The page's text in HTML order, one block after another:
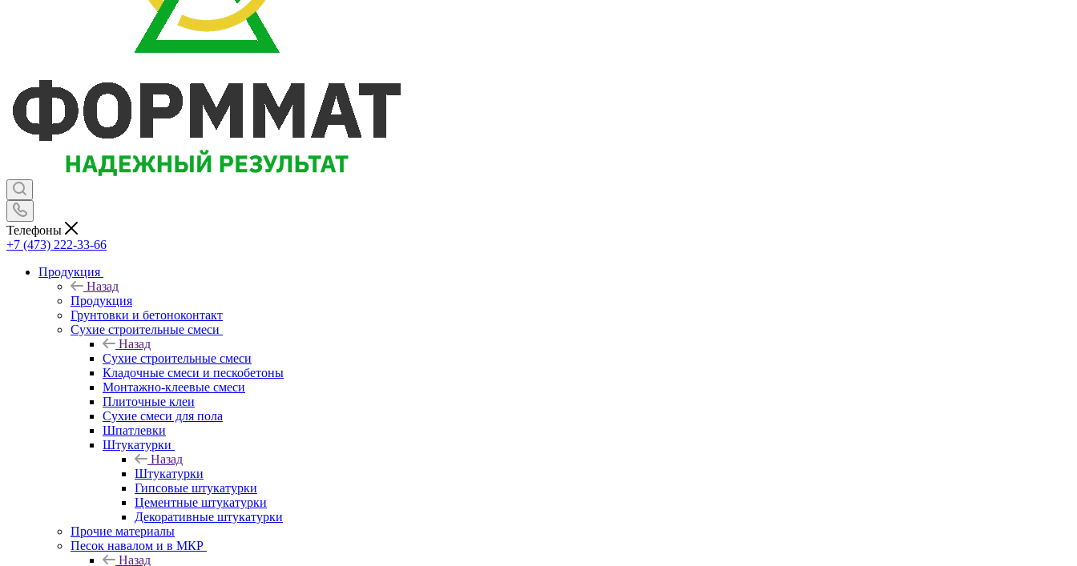
Телефоны
+7 (473) 222-33-66
Продукция
Назад
Продукция
Грунтовки и бетоноконтакт
Сухие строительные смеси
Назад
Сухие строительные смеси
Кладочные смеси и пескобетоны
Монтажно-клеевые смеси
Плиточные клеи
Сухие смеси для пола
Шпатлевки
Штукатурки
Назад
Штукатурки
Гипсовые штукатурки
Цементные штукатурки
Декоративные штукатурки
Прочие материалы
Песок навалом и в МКР
Назад